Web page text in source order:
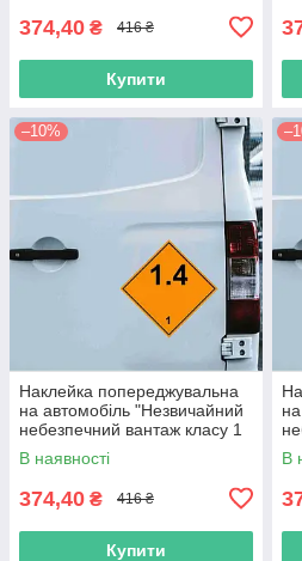
374,40 ₴ 416 ₴
Купити
–10%
Наклейка попереджувальна
на автомобіль "Незвичайний
небезпечний вантаж класу 1
(1.4)" з оракалу
В наявності
374,40 ₴ 416 ₴
Купити
В